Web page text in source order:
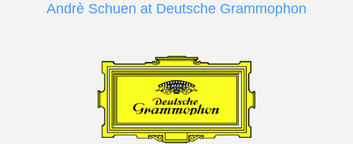
Andrè Schuen at Deutsche Grammophon